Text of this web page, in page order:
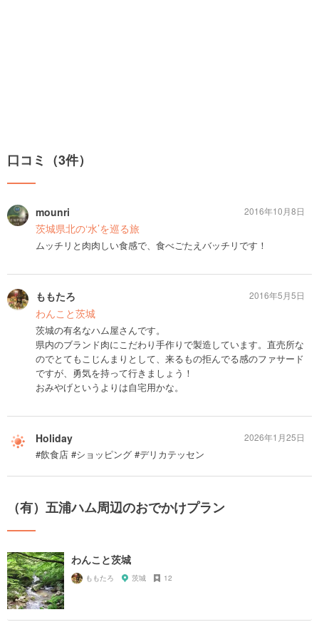
口コミ（3件）
mounri
茨城県北の‘水’を巡る旅
ムッチリと肉肉しい食感で、食べごたえバッチリです！
2016年10月8日
ももたろ
わんこと茨城
茨城の有名なハム屋さんです。
県内のブランド肉にこだわり手作りで製造しています。直売所な
のでとてもこじんまりとして、来るもの拒んでる感のファサード
ですが、勇気を持って行きましょう！
おみやげというよりは自宅用かな。
2016年5月5日
Holiday
#飲食店 #ショッピング #デリカテッセン
2026年1月25日
（有）五浦ハム周辺のおでかけプラン
わんこと茨城
ももたろ 茨城 12